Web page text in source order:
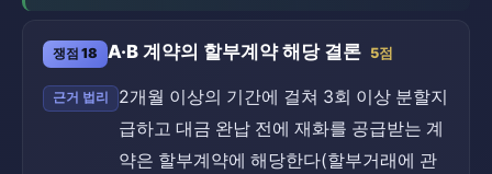
쟁점 18 A·B 계약의 할부계약 해당 결론 5점
근거 법리
2개월 이상의 기간에 걸쳐 3회 이상 분할지
급하고 대금 완납 전에 재화를 공급받는 계
약은 할부계약에 해당한다(할부거래에 관